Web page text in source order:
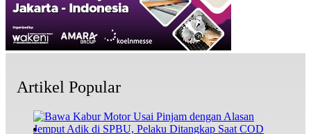
Artikel Popular